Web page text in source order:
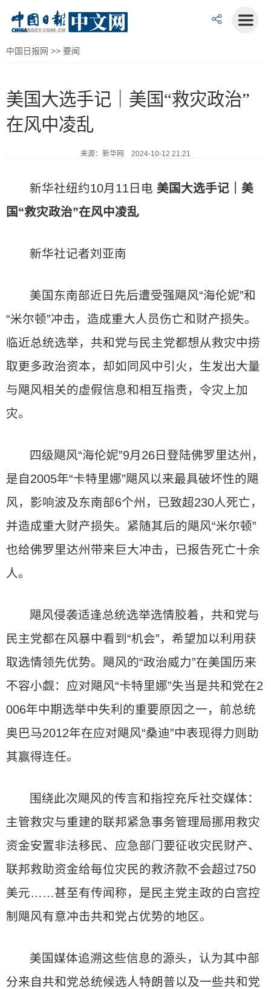
中国日报网 >> 要闻
美国大选手记｜美国“救灾政治”
在风中凌乱
来源：新华网 2024-10-12 21:21
新华社纽约10月11日电 美国大选手记｜美
国“救灾政治”在风中凌乱
新华社记者刘亚南
美国东南部近日先后遭受强飓风“海伦妮”和
“米尔顿”冲击，造成重大人员伤亡和财产损失。
临近总统选举，共和党与民主党都想从救灾中捞
取更多政治资本，却如同风中引火，生发出大量
与飓风相关的虚假信息和相互指责，令灾上加
灾。
四级飓风“海伦妮”9月26日登陆佛罗里达州，
是自2005年“卡特里娜”飓风以来最具破坏性的飓
风，影响波及东南部6个州，已致超230人死亡，
并造成重大财产损失。紧随其后的飓风“米尔顿”
也给佛罗里达州带来巨大冲击，已报告死亡十余
人。
飓风侵袭适逢总统选举选情胶着，共和党与
民主党都在风暴中看到“机会”，希望加以利用获
取选情领先优势。飓风的“政治威力”在美国历来
不容小觑：应对飓风“卡特里娜”失当是共和党在2
006年中期选举中失利的重要原因之一，前总统
奥巴马2012年在应对飓风“桑迪”中表现得力则助
其赢得连任。
围绕此次飓风的传言和指控充斥社交媒体：
主管救灾与重建的联邦紧急事务管理局挪用救灾
资金安置非法移民、应急部门要征收灾民财产、
联邦救助资金给每位灾民的救济款不会超过750
美元……甚至有传闻称，是民主党主政的白宫控
制飓风有意冲击共和党占优势的地区。
美国媒体追溯这些信息的源头，认为其中部
分来自共和党总统候选人特朗普以及一些共和党